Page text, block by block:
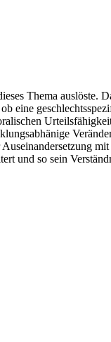
Thema auslöste.
eine
und so sein